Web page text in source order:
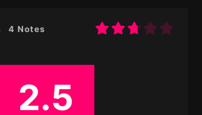
4 Notes
2.5